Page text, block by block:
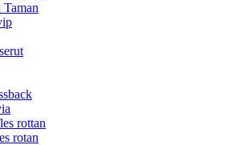
rottan
rotan